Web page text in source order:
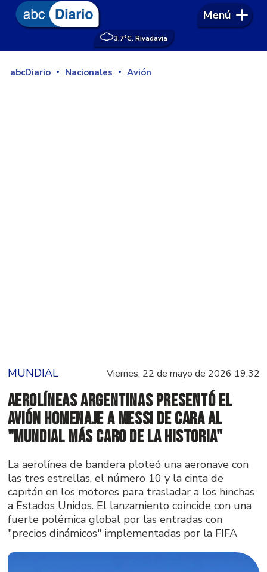
3.7°C. Rivadavia
Menú
abcDiario Nacionales Avión
MUNDIAL Viernes, 22 de mayo de 2026 19:32
Aerolíneas Argentinas presentó el
avión homenaje a Messi de cara al
"Mundial más caro de la historia"
La aerolínea de bandera ploteó una aeronave con
las tres estrellas, el número 10 y la cinta de
capitán en los motores para trasladar a los hinchas
a Estados Unidos. El lanzamiento coincide con una
fuerte polémica global por las entradas con
"precios dinámicos" implementadas por la FIFA